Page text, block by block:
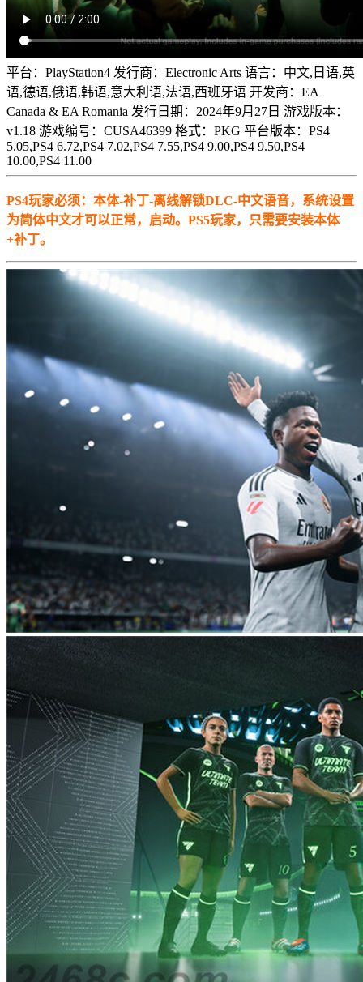
平台：PlayStation4 发行商：Electronic Arts 语言：中文,日语,英
语,德语,俄语,韩语,意大利语,法语,西班牙语 开发商：EA
Canada & EA Romania 发行日期：2024年9月27日 游戏版本：
v1.18 游戏编号：CUSA46399 格式：PKG 平台版本：PS4
5.05,PS4 6.72,PS4 7.02,PS4 7.55,PS4 9.00,PS4 9.50,PS4
10.00,PS4 11.00
PS4玩家必须：本体-补丁-离线解锁DLC-中文语音，系统设置
为简体中文才可以正常，启动。PS5玩家，只需要安装本体
+补丁。